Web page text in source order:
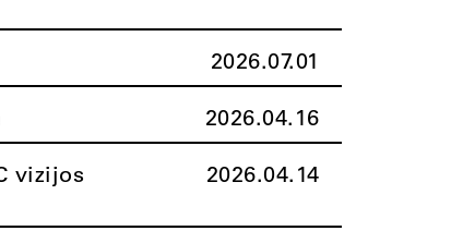
2026.07.01
2026.04.16
vizijos
2026.04.14